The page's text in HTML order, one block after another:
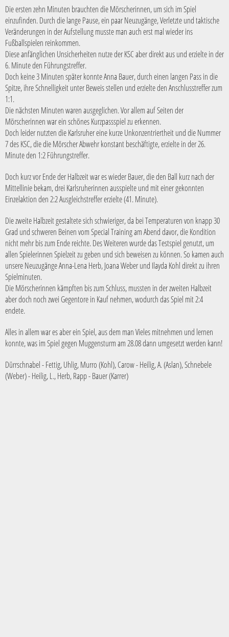
Die ersten zehn Minuten brauchten die Mörscherinnen, um sich im Spiel
einzufinden. Durch die lange Pause, ein paar Neuzugänge, Verletzte und taktische
Veränderungen in der Aufstellung musste man auch erst mal wieder ins
Fußballspielen reinkommen.
Diese anfänglichen Unsicherheiten nutze der KSC aber direkt aus und erzielte in der
6. Minute den Führungstreffer.
Doch keine 3 Minuten später konnte Anna Bauer, durch einen langen Pass in die
Spitze, ihre Schnelligkeit unter Beweis stellen und erzielte den Anschlusstreffer zum
1:1.
Die nächsten Minuten waren ausgeglichen. Vor allem auf Seiten der
Mörscherinnen war ein schönes Kurzpassspiel zu erkennen.
Doch leider nutzten die Karlsruher eine kurze Unkonzentriertheit und die Nummer
7 des KSC, die die Mörscher Abwehr konstant beschäftigte, erzielte in der 26.
Minute den 1:2 Führungstreffer.
Doch kurz vor Ende der Halbzeit war es wieder Bauer, die den Ball kurz nach der
Mittellinie bekam, drei Karlsruherinnen ausspielte und mit einer gekonnten
Einzelaktion den 2:2 Ausgleichstreffer erzielte (41. Minute).
Die zweite Halbzeit gestaltete sich schwieriger, da bei Temperaturen von knapp 30
Grad und schweren Beinen vom Special Training am Abend davor, die Kondition
nicht mehr bis zum Ende reichte. Des Weiteren wurde das Testspiel genutzt, um
allen Spielerinnen Spielzeit zu geben und sich beweisen zu können. So kamen auch
unsere Neuzugänge Anna-Lena Herb, Joana Weber und Ilayda Kohl direkt zu ihren
Spielminuten.
Die Mörscherinnen kämpften bis zum Schluss, mussten in der zweiten Halbzeit
aber doch noch zwei Gegentore in Kauf nehmen, wodurch das Spiel mit 2:4
endete.
Alles in allem war es aber ein Spiel, aus dem man Vieles mitnehmen und lernen
konnte, was im Spiel gegen Muggensturm am 28.08 dann umgesetzt werden kann!
Dürrschnabel - Fettig, Uhlig, Murro (Kohl), Carow - Heilig, A. (Aslan), Schnebele
(Weber) - Heilig, L., Herb, Rapp - Bauer (Karrer)